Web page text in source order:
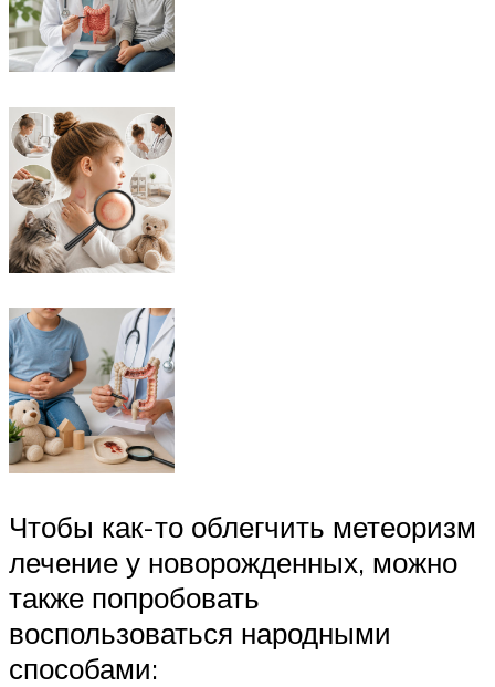
Чтобы как-то облегчить метеоризм
лечение у новорожденных, можно
также попробовать
воспользоваться народными
способами: